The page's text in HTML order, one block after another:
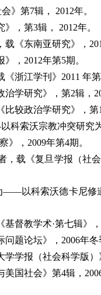
》第7辑， 2012年。
》，第3辑， 2012年。
《东南亚研究》，
， 2012年第5期。
浙江学刊》 2011 年第
治学研究》，第2辑，
比较政治学研究》，第1
索沃宗教冲突研究
》， 2009年第4期。
，载《复旦学报（社会
以科索沃德卡尼修
督教学术·第七辑》
题论坛》， 2006年冬
学报（社会科学版）
美国社会》第4辑，